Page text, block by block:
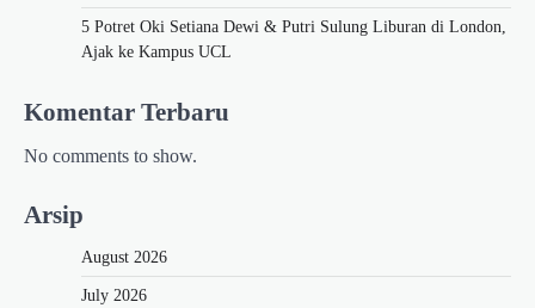
5 Potret Oki Setiana Dewi & Putri Sulung Liburan di London,
Ajak ke Kampus UCL
Komentar Terbaru
No comments to show.
Arsip
August 2026
July 2026